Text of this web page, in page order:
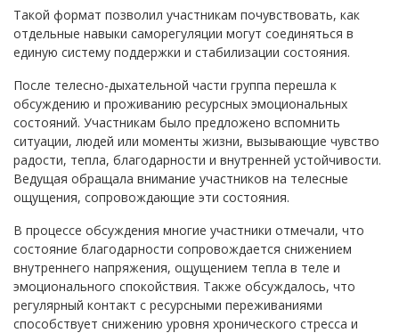
Такой формат позволил участникам почувствовать, как
отдельные навыки саморегуляции могут соединяться в
единую систему поддержки и стабилизации состояния.
После телесно-дыхательной части группа перешла к
обсуждению и проживанию ресурсных эмоциональных
состояний. Участникам было предложено вспомнить
ситуации, людей или моменты жизни, вызывающие чувство
радости, тепла, благодарности и внутренней устойчивости.
Ведущая обращала внимание участников на телесные
ощущения, сопровождающие эти состояния.
В процессе обсуждения многие участники отмечали, что
состояние благодарности сопровождается снижением
внутреннего напряжения, ощущением тепла в теле и
эмоционального спокойствия. Также обсуждалось, что
регулярный контакт с ресурсными переживаниями
способствует снижению уровня хронического стресса и